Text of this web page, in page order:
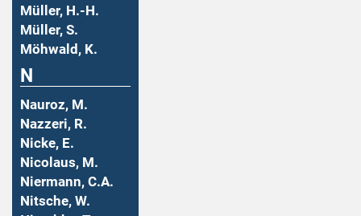
Müller, H.-H.
Müller, S.
Möhwald, K.
N
Nauroz, M.
Nazzeri, R.
Nicke, E.
Nicolaus, M.
Niermann, C.A.
Nitsche, W.